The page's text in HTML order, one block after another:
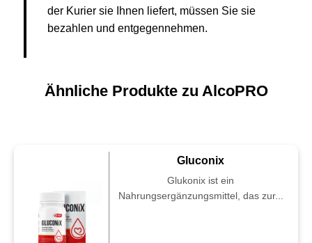
der Kurier sie Ihnen liefert, müssen Sie sie
bezahlen und entgegennehmen.
Ähnliche Produkte zu AlcoPRO
Gluconix
Glukonix ist ein
Nahrungsergänzungsmittel, das zur...